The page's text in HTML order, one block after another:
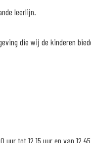
leerlijn.
die wij de kinderen
tot 12.15 uur en van